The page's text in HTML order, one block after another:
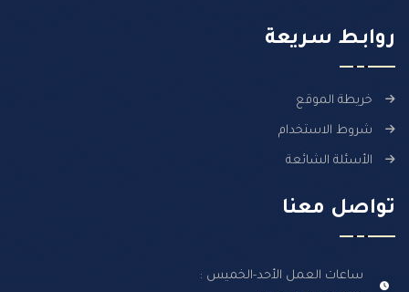
روابـط سـريعة
خريطة الموقع
شروط الاستخدام
الأسئلة الشائعة
تواصل معنا
ساعات العمل الأحد-الخميس :